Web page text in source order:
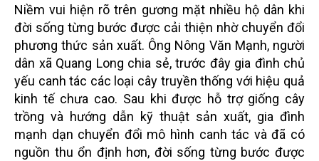
Niềm vui hiện rõ trên gương mặt nhiều hộ dân khi
đời sống từng bước được cải thiện nhờ chuyển đổi
phương thức sản xuất. Ông Nông Văn Mạnh, người
dân xã Quang Long chia sẻ, trước đây gia đình chủ
yếu canh tác các loại cây truyền thống với hiệu quả
kinh tế chưa cao. Sau khi được hỗ trợ giống cây
trồng và hướng dẫn kỹ thuật sản xuất, gia đình
mạnh dạn chuyển đổi mô hình canh tác và đã có
nguồn thu ổn định hơn, đời sống từng bước được